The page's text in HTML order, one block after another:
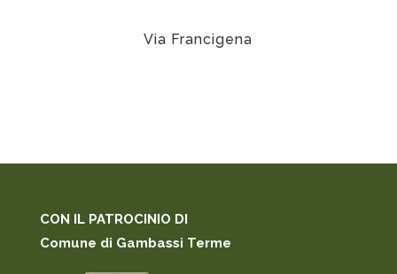
Via Francigena
CON IL PATROCINIO DI
Comune di Gambassi Terme